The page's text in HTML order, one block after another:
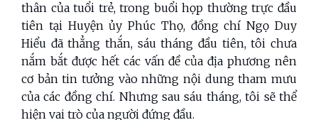
thân của tuổi trẻ, trong buổi họp thường trực đầu
tiên tại Huyện ủy Phúc Thọ, đồng chí Ngọ Duy
Hiểu đã thẳng thắn, sáu tháng đầu tiên, tôi chưa
nắm bắt được hết các vấn đề của địa phương nên
cơ bản tin tưởng vào những nội dung tham mưu
của các đồng chí. Nhưng sau sáu tháng, tôi sẽ thể
hiện vai trò của người đứng đầu.